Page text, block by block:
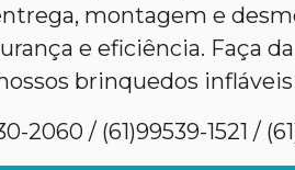
montagem e
e eficiência. Faça
brinquedos
2060 / (61)99539-1521 /